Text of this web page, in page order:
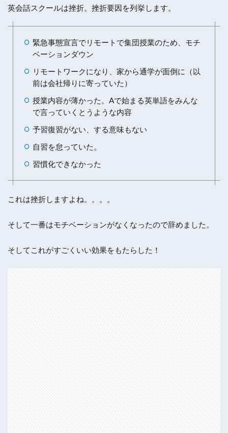
英会話スクールは挫折。挫折要因を列挙します。
緊急事態宣言でリモートで集団授業のため、モチ
ベーションダウン
リモートワークになり、家から通学が面倒に（以
前は会社帰りに寄っていた）
授業内容が薄かった。Aで始まる英単語をみんな
で言っていくとうような内容
予習復習がない、する意味もない
自習を怠っていた。
習慣化できなかった
これは挫折しますよね。。。。
そして一番はモチベーションがなくなったので辞めました。
そしてこれがすごくいい効果をもたらした！